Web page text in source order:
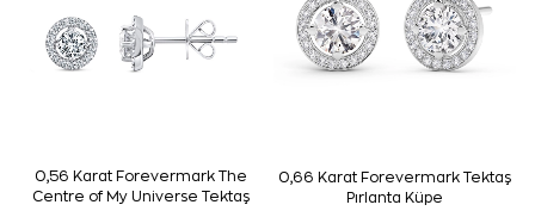
0,56 Karat Forevermark The
Centre of My Universe Tektaş
0,66 Karat Forevermark Tektaş
Pırlanta Küpe